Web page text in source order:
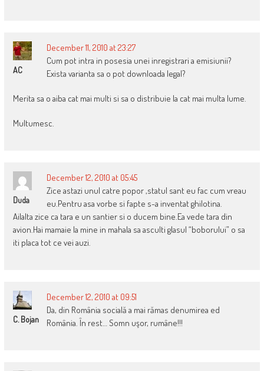
AC
December 11, 2010 at 23:27
Cum pot intra in posesia unei inregistrari a emisiunii?
Exista varianta sa o pot downloada legal?
Merita sa o aiba cat mai multi si sa o distribuie la cat mai multa lume.
Multumesc.
Duda
December 12, 2010 at 05:45
Zice astazi unul catre popor ,statul sant eu fac cum vreau
eu.Pentru asa vorbe si fapte s-a inventat ghilotina.
Ailalta zice ca tara e un santier si o ducem bine.Ea vede tara din
avion.Hai mamaie la mine in mahala sa asculti glasul “boborului” o sa
iti placa tot ce vei auzi.
C. Bojan
December 12, 2010 at 09:51
Da, din România socială a mai rămas denumirea ed
România. În rest… Somn uşor, rumâne!!!